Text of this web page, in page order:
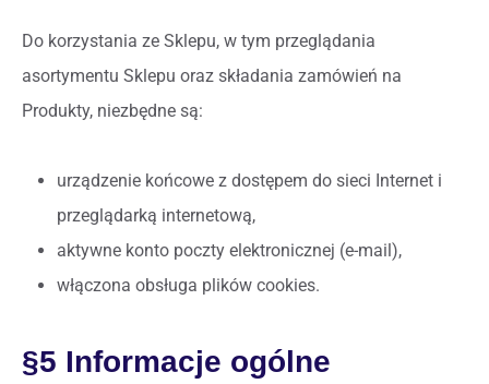
Do korzystania ze Sklepu, w tym przeglądania
asortymentu Sklepu oraz składania zamówień na
Produkty, niezbędne są:
urządzenie końcowe z dostępem do sieci Internet i
przeglądarką internetową,
aktywne konto poczty elektronicznej (e-mail),
włączona obsługa plików cookies.
§5 Informacje ogólne